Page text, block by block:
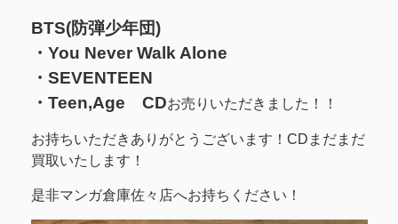
BTS(防弾少年団)
・You Never Walk Alone
・SEVENTEEN
・Teen,Age CDお売りいただきました！！
お持ちいただきありがとうございます！CDまだまだ
買取いたします！
是非マンガ倉庫佐々店へお持ちください！